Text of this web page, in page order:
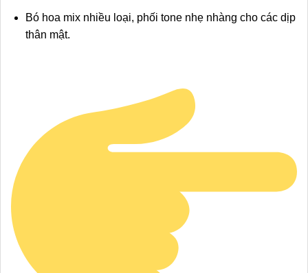
Bó hoa mix nhiều loại, phối tone nhẹ nhàng cho các dịp
thân mật.